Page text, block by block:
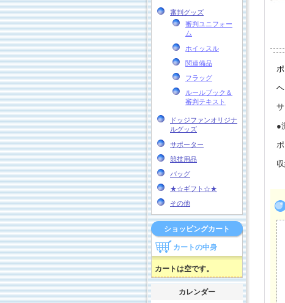
審判グッズ
審判ユニフォー
ム
ホイッスル
関連備品
フラッグ
ルールブック＆
審判テキスト
ドッジファンオリジナ
ルグッズ
サポーター
競技用品
バッグ
★☆ギフト☆★
その他
ショッピングカート
カートの中身
カートは空です。
カレンダー
●